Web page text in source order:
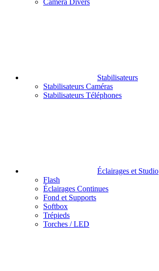
Camera Divers
Stabilisateurs
Stabilisateurs Caméras
Stabilisateurs Téléphones
Éclairages et Studio
Flash
Éclairages Continues
Fond et Supports
Softbox
Trépieds
Torches / LED